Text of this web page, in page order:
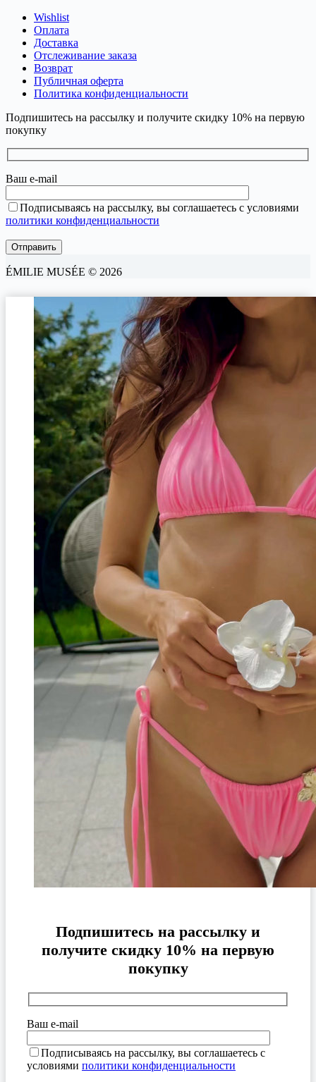
Wishlist
Оплата
Доставка
Отслеживание заказа
Возврат
Публичная оферта
Политика конфиденциальности
Подпишитесь на рассылку и получите скидку 10% на первую
покупку
Ваш e-mail
Подписываясь на рассылку, вы соглашаетесь с условиями
политики конфиденциальности
ÉMILIE MUSÉE © 2026
Подпишитесь на рассылку и
получите скидку 10% на первую
покупку
Ваш e-mail
Подписываясь на рассылку, вы соглашаетесь с
условиями политики конфиденциальности